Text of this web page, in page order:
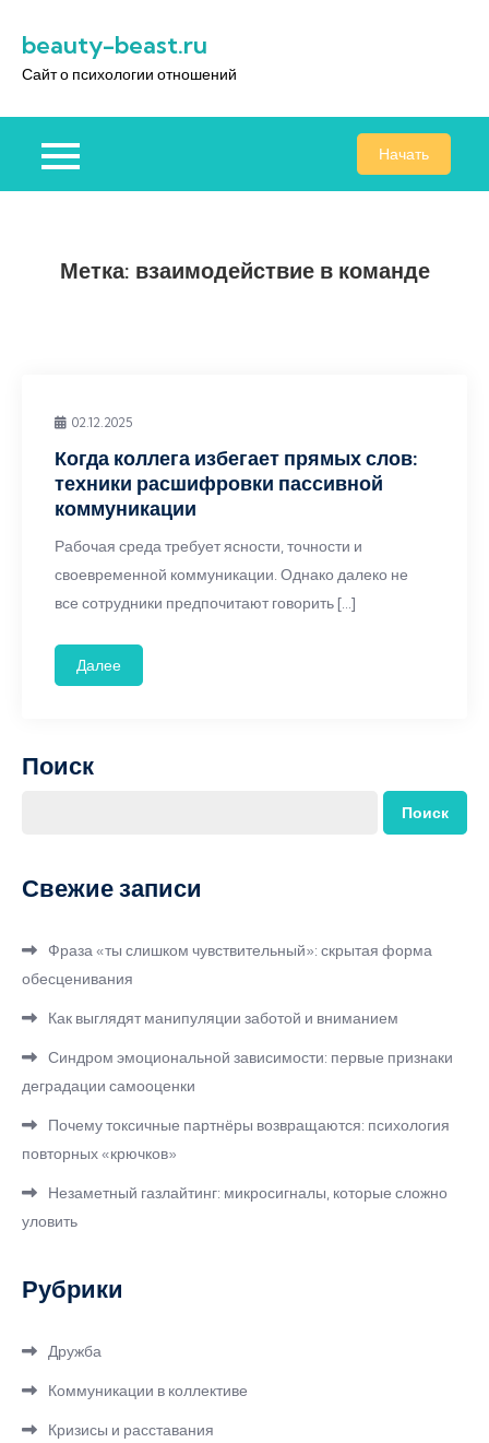
содержимому
beauty-beast.ru
Сайт о психологии отношений
Начать
Метка: взаимодействие в команде
02.12.2025
Когда коллега избегает прямых слов:
техники расшифровки пассивной
коммуникации
Рабочая среда требует ясности, точности и
своевременной коммуникации. Однако далеко не
все сотрудники предпочитают говорить […]
Далее
Поиск
Поиск
Свежие записи
Фраза «ты слишком чувствительный»: скрытая форма
обесценивания
Как выглядят манипуляции заботой и вниманием
Синдром эмоциональной зависимости: первые признаки
деградации самооценки
Почему токсичные партнёры возвращаются: психология
повторных «крючков»
Незаметный газлайтинг: микросигналы, которые сложно
уловить
Рубрики
Дружба
Коммуникации в коллективе
Кризисы и расставания